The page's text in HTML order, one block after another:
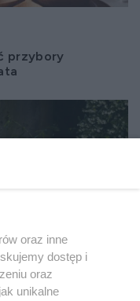
przybory
oraz inne
dostęp i
oraz
unikalne